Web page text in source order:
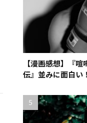
【漫画感想】『
伝』並みに面白い！